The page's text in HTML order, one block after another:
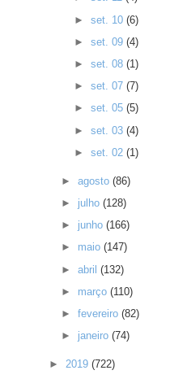
► set. 10 (6)
► set. 09 (4)
► set. 08 (1)
► set. 07 (7)
► set. 05 (5)
► set. 03 (4)
► set. 02 (1)
►agosto(86)
► julho(128)
► junho(166)
► maio(147)
►abril(132)
► março(110)
►fevereiro(82)
► janeiro(74)
► 2019 (722)